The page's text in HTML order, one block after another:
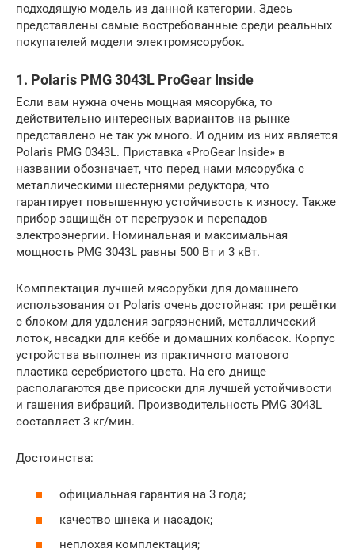
подходящую модель из данной категории. Здесь
представлены самые востребованные среди реальных
покупателей модели электромясорубок.
1. Polaris PMG 3043L ProGear Inside
Если вам нужна очень мощная мясорубка, то
действительно интересных вариантов на рынке
представлено не так уж много. И одним из них является
Polaris PMG 0343L. Приставка «ProGear Inside» в
названии обозначает, что перед нами мясорубка с
металлическими шестернями редуктора, что
гарантирует повышенную устойчивость к износу. Также
прибор защищён от перегрузок и перепадов
электроэнергии. Номинальная и максимальная
мощность PMG 3043L равны 500 Вт и 3 кВт.
Комплектация лучшей мясорубки для домашнего
использования от Polaris очень достойная: три решётки
с блоком для удаления загрязнений, металлический
лоток, насадки для кеббе и домашних колбасок. Корпус
устройства выполнен из практичного матового
пластика серебристого цвета. На его днище
располагаются две присоски для лучшей устойчивости
и гашения вибраций. Производительность PMG 3043L
составляет 3 кг/мин.
Достоинства:
официальная гарантия на 3 года;
качество шнека и насадок;
неплохая комплектация;